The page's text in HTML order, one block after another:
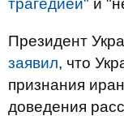
трагедией" и
Президент
заявил, что
признания
доведения